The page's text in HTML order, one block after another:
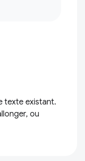
texte existant.
ou